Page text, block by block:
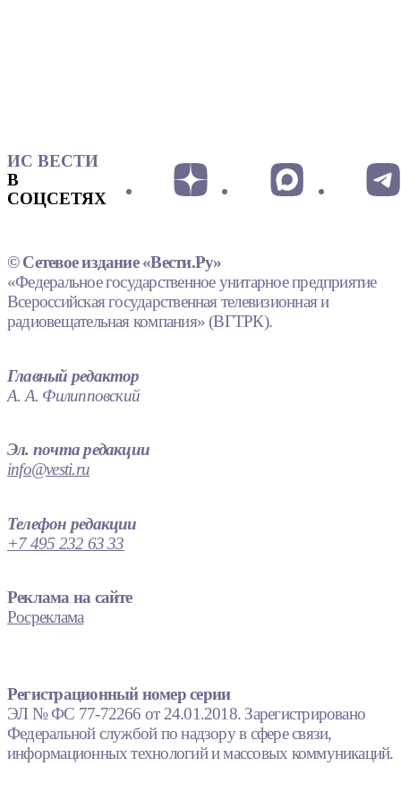
ИС ВЕСТИ
В
СОЦСЕТЯХ
© Сетевое издание «Вести.Ру»
«Федеральное государственное унитарное предприятие
Всероссийская государственная телевизионная и
радиовещательная компания» (ВГТРК).
Главный редактор
А. А. Филипповский
Эл. почта редакции
info@vesti.ru
Телефон редакции
+7 495 232 63 33
Реклама на сайте
Росреклама
Регистрационный номер серии
ЭЛ № ФС 77-72266 от 24.01.2018. Зарегистрировано
Федеральной службой по надзору в сфере связи,
информационных технологий и массовых коммуникаций.